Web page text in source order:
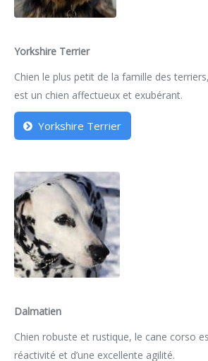
Yorkshire Terrier
Chien le plus petit de la famille des
est un chien affectueux et exubérant.
Yorkshire Terrier
Dalmatien
Chien robuste et rustique, le cane corso
réactivité et d’une excellente agilité.